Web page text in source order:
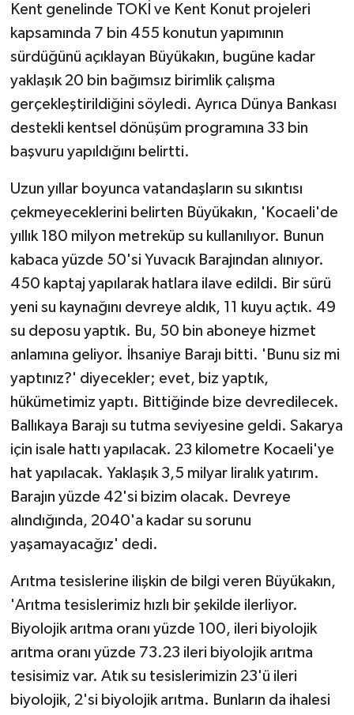
Kent genelinde TOKİ ve Kent Konut projeleri
kapsamında 7 bin 455 konutun yapımının
sürdüğünü açıklayan Büyükakın, bugüne kadar
yaklaşık 20 bin bağımsız birimlik çalışma
gerçekleştirildiğini söyledi. Ayrıca Dünya Bankası
destekli kentsel dönüşüm programına 33 bin
başvuru yapıldığını belirtti.
Uzun yıllar boyunca vatandaşların su sıkıntısı
çekmeyeceklerini belirten Büyükakın, 'Kocaeli'de
yıllık 180 milyon metreküp su kullanılıyor. Bunun
kabaca yüzde 50'si Yuvacık Barajından alınıyor.
450 kaptaj yapılarak hatlara ilave edildi. Bir sürü
yeni su kaynağını devreye aldık, 11 kuyu açtık. 49
su deposu yaptık. Bu, 50 bin aboneye hizmet
anlamına geliyor. İhsaniye Barajı bitti. 'Bunu siz mi
yaptınız?' diyecekler; evet, biz yaptık,
hükümetimiz yaptı. Bittiğinde bize devredilecek.
Ballıkaya Barajı su tutma seviyesine geldi. Sakarya
için isale hattı yapılacak. 23 kilometre Kocaeli'ye
hat yapılacak. Yaklaşık 3,5 milyar liralık yatırım.
Barajın yüzde 42'si bizim olacak. Devreye
alındığında, 2040'a kadar su sorunu
yaşamayacağız' dedi.
Arıtma tesislerine ilişkin de bilgi veren Büyükakın,
'Arıtma tesislerimiz hızlı bir şekilde ilerliyor.
Biyolojik arıtma oranı yüzde 100, ileri biyolojik
arıtma oranı yüzde 73.23 ileri biyolojik arıtma
tesisimiz var. Atık su tesislerimizin 23'ü ileri
biyolojik, 2'si biyolojik arıtma. Bunların da ihalesi